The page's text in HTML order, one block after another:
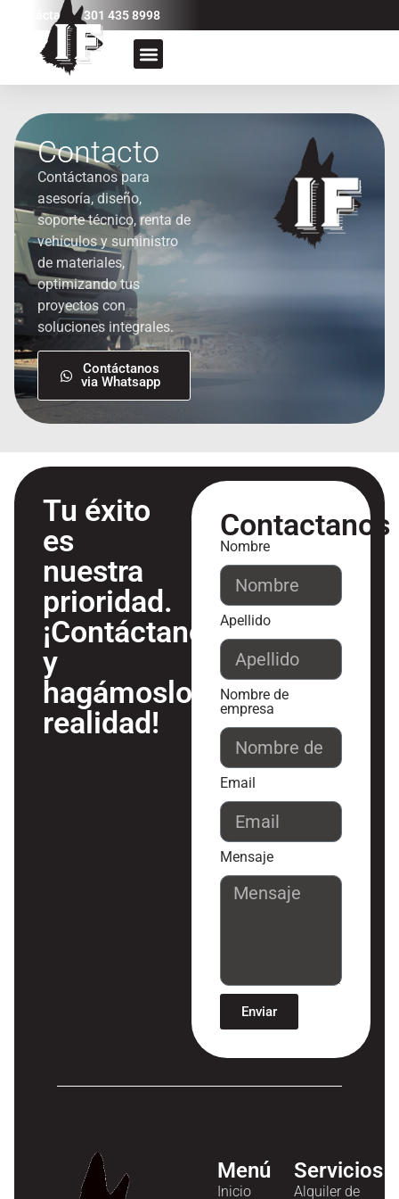
Contáctanos 301 435 8998
Contacto
Contáctanos para
asesoría, diseño,
soporte técnico, renta de
vehículos y suministro
de materiales,
optimizando tus
proyectos con
soluciones integrales.
Contáctanos
via Whatsapp
Tu éxito
es
nuestra
prioridad.
¡Contáctanos
y
hagámoslo
realidad!
Contactanos
Nombre
Apellido
Nombre de
empresa
Email
Mensaje
Enviar
Menú
Inicio
Servicios
Alquiler de